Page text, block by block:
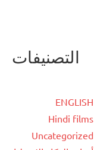
التصنيفات
ENGLISH
Hindi films
Uncategorized